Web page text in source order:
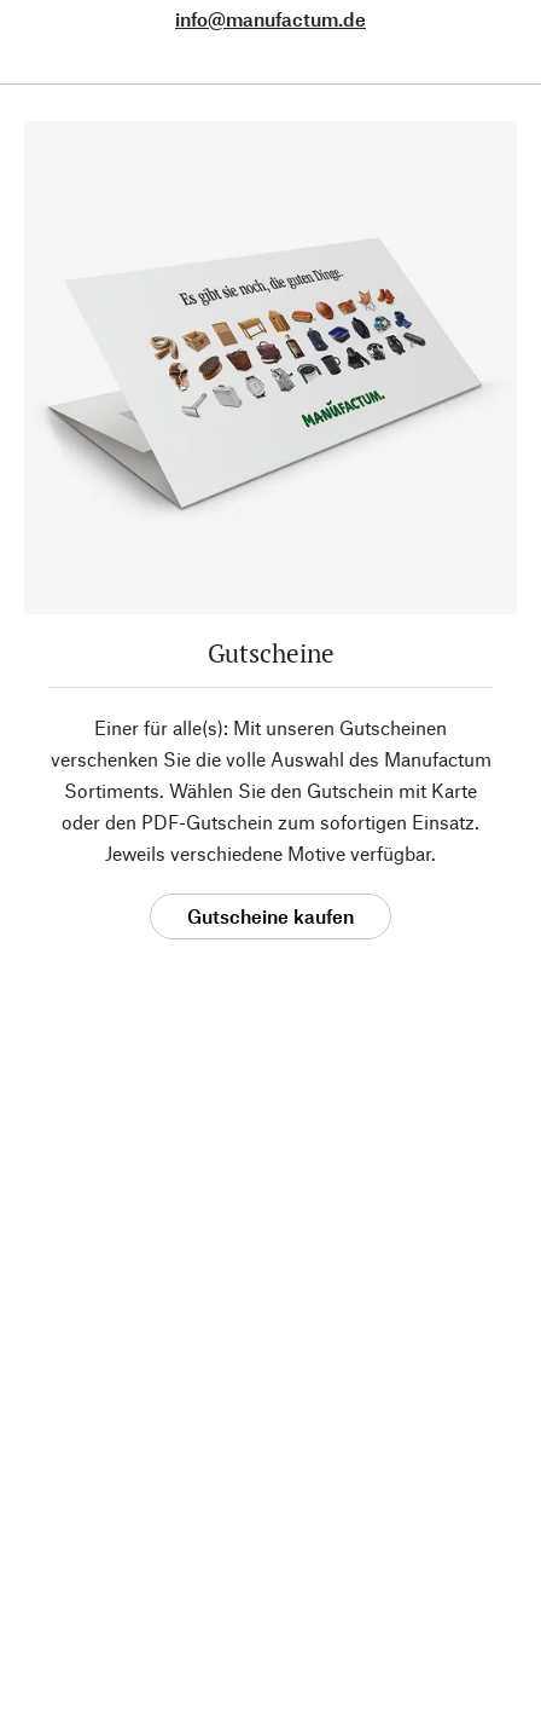
info@manufactum.de
Gutscheine
Einer für alle(s): Mit unseren Gutscheinen
verschenken Sie die volle Auswahl des Manufactum
Sortiments. Wählen Sie den Gutschein mit Karte
oder den PDF-Gutschein zum sofortigen Einsatz.
Jeweils verschiedene Motive verfügbar.
Gutscheine kaufen